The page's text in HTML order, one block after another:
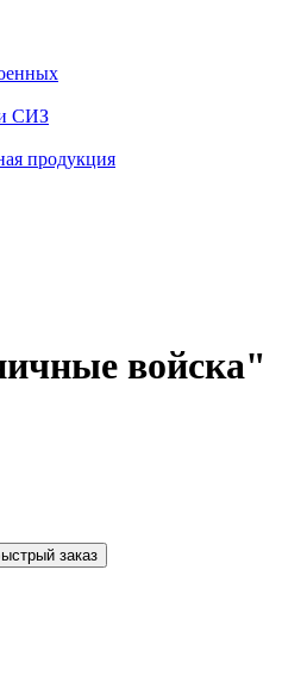
СИЗ
продукция
войска"
заказ